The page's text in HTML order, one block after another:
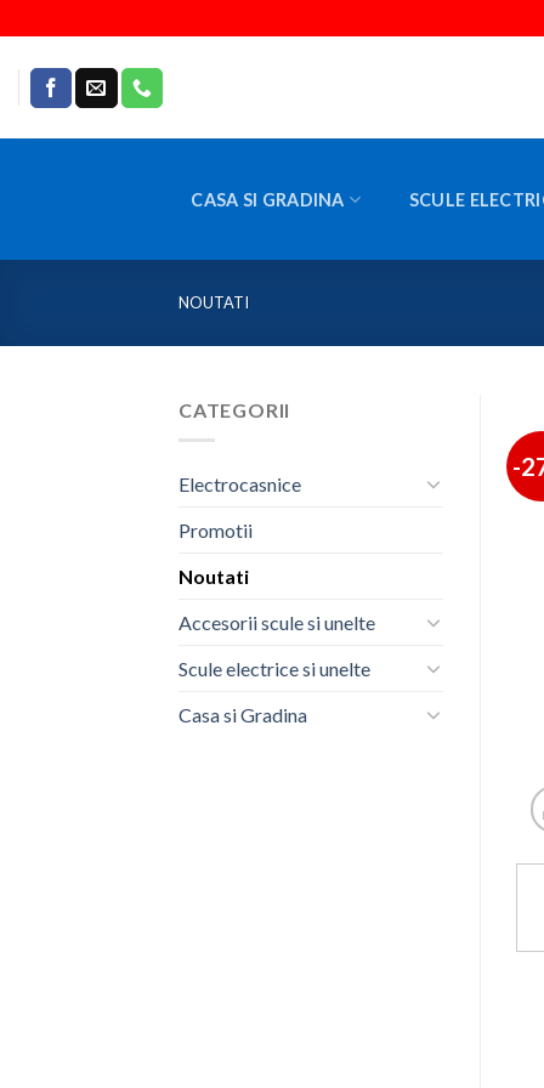
to
content
CASA SI GRADINA SCULE
NOUTATI
CATEGORII
Electrocasnice
Promotii
Noutati
Accesorii scule si unelte
Scule electrice si unelte
Casa si Gradina
-